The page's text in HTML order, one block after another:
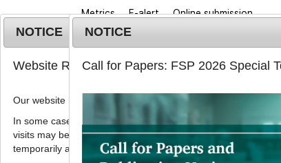
Metrics E-alert Online submission
Home
NOTICE
Website Renewal Notice
Our website has recently been renewed.
In some cases, images, CSS files, or other settings saved in
visits may be reused instead of downloading the latest files.
temporarily appear incorrectly or may not display properly.
NOTICE
Call for Papers: FSP 2026 Special